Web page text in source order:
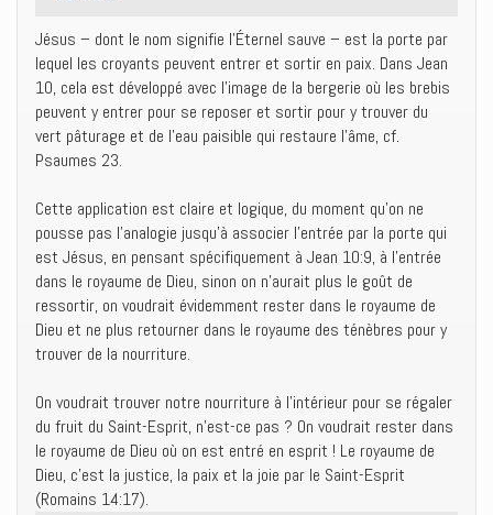
Jésus – dont le nom signifie l’Éternel sauve – est la porte par
lequel les croyants peuvent entrer et sortir en paix. Dans Jean
10, cela est développé avec l’image de la bergerie où les brebis
peuvent y entrer pour se reposer et sortir pour y trouver du
vert pâturage et de l’eau paisible qui restaure l’âme, cf.
Psaumes 23.
Cette application est claire et logique, du moment qu’on ne
pousse pas l’analogie jusqu’à associer l’entrée par la porte qui
est Jésus, en pensant spécifiquement à Jean 10:9, à l’entrée
dans le royaume de Dieu, sinon on n’aurait plus le goût de
ressortir, on voudrait évidemment rester dans le royaume de
Dieu et ne plus retourner dans le royaume des ténèbres pour y
trouver de la nourriture.
On voudrait trouver notre nourriture à l’intérieur pour se régaler
du fruit du Saint-Esprit, n’est-ce pas ? On voudrait rester dans
le royaume de Dieu où on est entré en esprit ! Le royaume de
Dieu, c’est la justice, la paix et la joie par le Saint-Esprit
(Romains 14:17).